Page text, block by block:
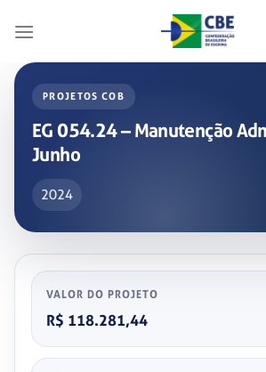
PROJETOS COB
EG 054.24 – Manutenção
Junho
2024
VALOR DO PROJETO
R$ 118.281,44